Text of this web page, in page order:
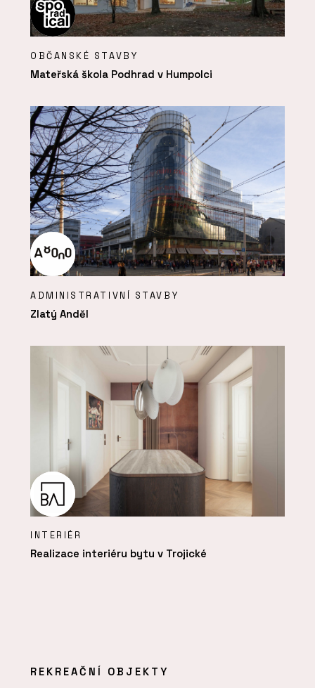
OBČANSKÉ STAVBY
Mateřská škola Podhrad v Humpolci
ADMINISTRATIVNÍ STAVBY
Zlatý Anděl
INTERIÉR
Realizace interiéru bytu v Trojické
REKREAČNÍ OBJEKTY